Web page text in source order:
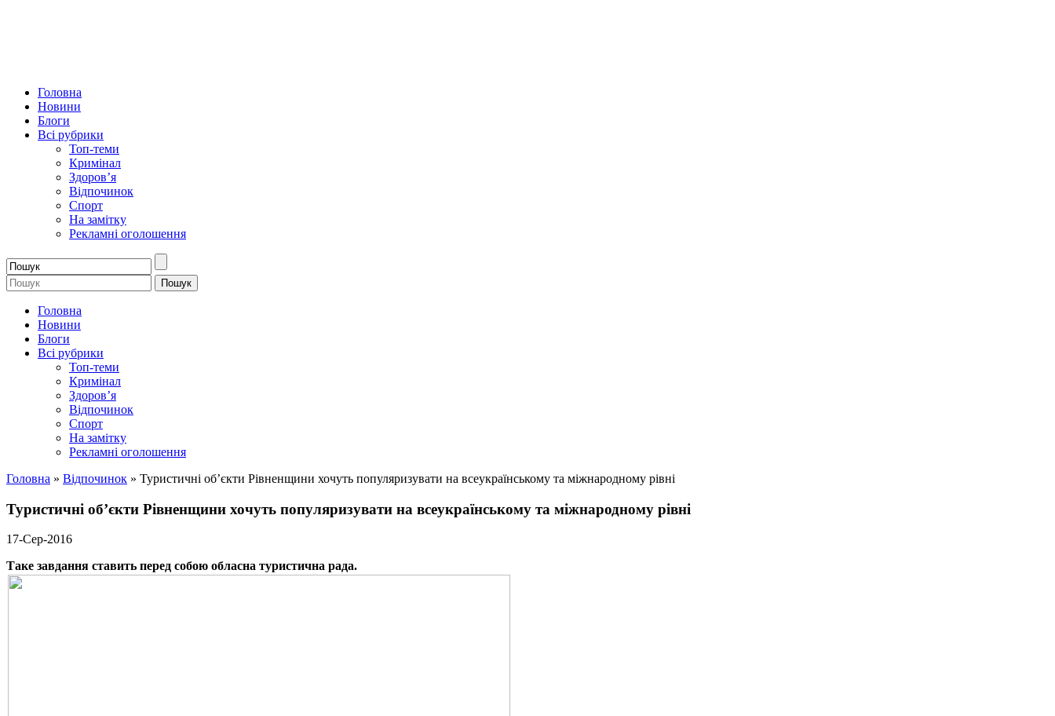
Головна
Новини
Блоги
Всі рубрики
Топ-теми
Кримінал
Здоров’я
Відпочинок
Спорт
На замітку
Рекламні оголошення
Головна
Новини
Блоги
Всі рубрики
Топ-теми
Кримінал
Здоров’я
Відпочинок
Спорт
На замітку
Рекламні оголошення
Головна » Відпочинок » Туристичні об’єкти Рівненщини хочуть популяризувати на всеукраїнському та міжнародному рівні
Туристичні об’єкти Рівненщини хочуть популяризувати на всеукраїнському та міжнародному рівні
17-Сер-2016
Таке завдання ставить перед собою обласна туристична рада.